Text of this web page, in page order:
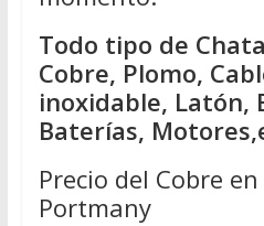
Todo tipo de
Cobre, Plomo,
inoxidable, Latón,
Baterías,
Precio del Cobre
Portmany